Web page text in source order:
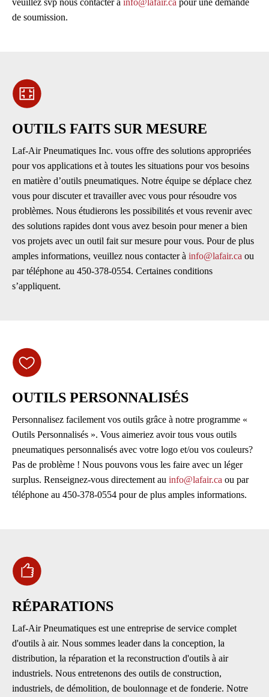
veuillez svp nous contacter à info@lafair.ca pour une demande
de soumission.
OUTILS FAITS SUR MESURE
Laf-Air Pneumatiques Inc. vous offre des solutions appropriées
pour vos applications et à toutes les situations pour vos besoins
en matière d’outils pneumatiques. Notre équipe se déplace chez
vous pour discuter et travailler avec vous pour résoudre vos
problèmes. Nous étudierons les possibilités et vous revenir avec
des solutions rapides dont vous avez besoin pour mener a bien
vos projets avec un outil fait sur mesure pour vous. Pour de plus
amples informations, veuillez nous contacter à info@lafair.ca ou
par téléphone au 450-378-0554. Certaines conditions
s’appliquent.
OUTILS PERSONNALISÉS
Personnalisez facilement vos outils grâce à notre programme «
Outils Personnalisés ». Vous aimeriez avoir tous vous outils
pneumatiques personnalisés avec votre logo et/ou vos couleurs?
Pas de problème ! Nous pouvons vous les faire avec un léger
surplus. Renseignez-vous directement au info@lafair.ca ou par
téléphone au 450-378-0554 pour de plus amples informations.
RÉPARATIONS
Laf-Air Pneumatiques est une entreprise de service complet
d'outils à air. Nous sommes leader dans la conception, la
distribution, la réparation et la reconstruction d'outils à air
industriels. Nous entretenons des outils de construction,
industriels, de démolition, de boulonnage et de fonderie. Notre